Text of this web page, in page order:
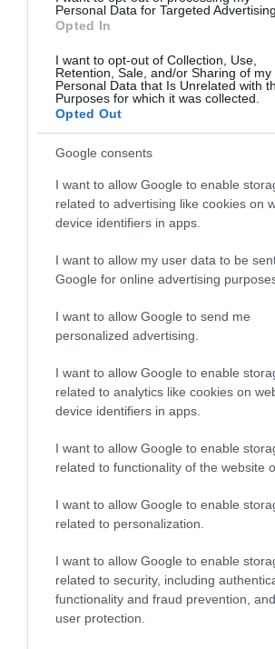
Personal Data for Targeted Advertising.
Opted In
I want to opt-out of Collection, Use,
Retention, Sale, and/or Sharing of my
Personal Data that Is Unrelated with
Purposes for which it was collected.
Opted Out
Google consents
I want to allow Google to enable
related to advertising like cookies on
device identifiers in apps.
I want to allow my user data to be
Google for online advertising
I want to allow Google to send me
personalized advertising.
I want to allow Google to enable
related to analytics like cookies on
device identifiers in apps.
I want to allow Google to enable
related to functionality of the website
I want to allow Google to enable
related to personalization.
I want to allow Google to enable
related to security, including
functionality and fraud prevention,
user protection.
pénzügyekről van szó, ám a „fiatal vagyok
érem meg” típusú tévhitek egyenes utat
anyagi csődhöz.
KÖZLEKEDÉS
Ennyivel drágult a budapesti taxizás